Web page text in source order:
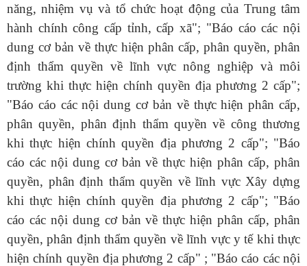
năng, nhiệm vụ và tổ chức hoạt động của Trung tâm
hành chính công cấp tỉnh, cấp xã"; "Báo cáo các nội
dung cơ bản về thực hiện phân cấp, phân quyền, phân
định thẩm quyền về lĩnh vực nông nghiệp và môi
trường khi thực hiện chính quyền địa phương 2 cấp";
"Báo cáo các nội dung cơ bản về thực hiện phân cấp,
phân quyền, phân định thẩm quyền về công thương
khi thực hiện chính quyền địa phương 2 cấp"; "Báo
cáo các nội dung cơ bản về thực hiện phân cấp, phân
quyền, phân định thẩm quyền về lĩnh vực Xây dựng
khi thực hiện chính quyền địa phương 2 cấp"; "Báo
cáo các nội dung cơ bản về thực hiện phân cấp, phân
quyền, phân định thẩm quyền về lĩnh vực y tế khi thực
hiện chính quyền địa phương 2 cấp" ; "Báo cáo các nội